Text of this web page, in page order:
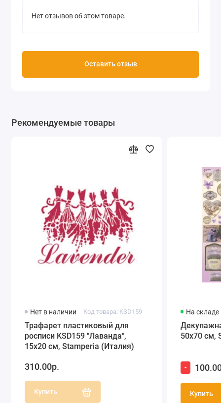
Нет отзывов об этом товаре.
Оставить отзыв
Рекомендуемые товары
Нет в наличии Код товара: KSD159
Трафарет пластиковый для
росписи KSD159 "Лаванда",
15х20 см, Stamperia (Италия)
310.00р.
Купить
На складе
50х70 см,
-
Купить